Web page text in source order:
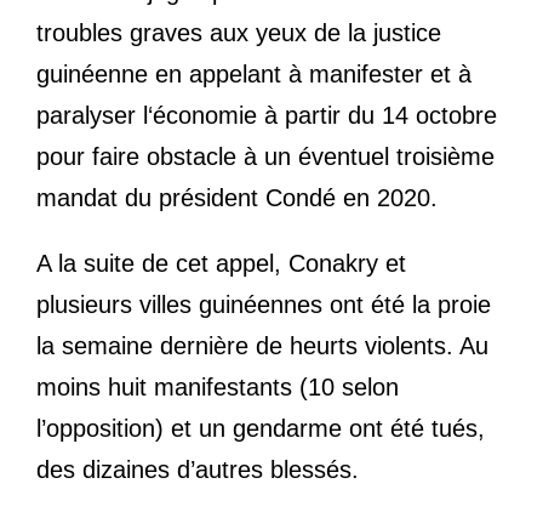
troubles graves aux yeux de la justice
guinéenne en appelant à manifester et à
paralyser l‘économie à partir du 14 octobre
pour faire obstacle à un éventuel troisième
mandat du président Condé en 2020.
A la suite de cet appel, Conakry et
plusieurs villes guinéennes ont été la proie
la semaine dernière de heurts violents. Au
moins huit manifestants (10 selon
l’opposition) et un gendarme ont été tués,
des dizaines d’autres blessés.